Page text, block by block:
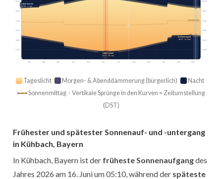
Jan Feb Mär Apr Mai Jun Jul Aug Sep Okt Nov Dez
Sonnenmittag
06:00 06:00
09:00 09:00
12:00 12:00
15:00 15:00
18:00 18:00
21:00 21:00
Latest sunrise
08:05 · 1. Jan
Earliest sunset
16:21 · 11. Dez
Latest sunset
21:23 · 26. Jun
Tageslicht Morgen- & Abenddämmerung (bürgerlich)
Nacht
Sonnenmittag · Vertikale Sprünge in den Kurven = Zeitumstellung
(DST)
Frühester und spätester Sonnenauf- und -untergang
in Kühbach, Bayern
In Kühbach, Bayern ist der früheste Sonnenaufgangdes
Jahres 2026 am 16. Juni um 05:10, während der späteste